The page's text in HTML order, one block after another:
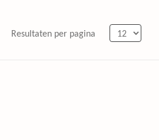
Resultaten per pagina